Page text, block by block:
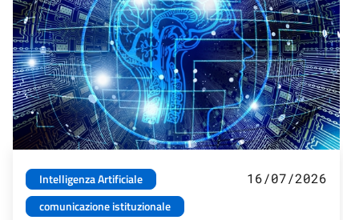
Intelligenza Artificiale
comunicazione istituzionale
16/07/2026